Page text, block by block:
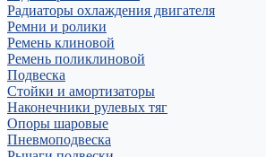
Радиаторы охлаждения двигателя
Ремни и ролики
Ремень клиновой
Ремень поликлиновой
Подвеска
Стойки и амортизаторы
Наконечники рулевых тяг
Опоры шаровые
Пневмоподвеска